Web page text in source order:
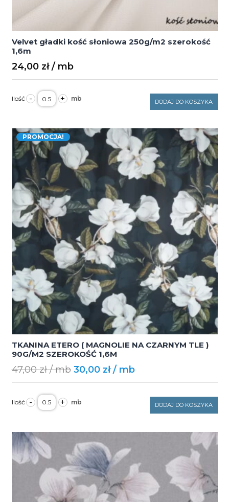
Velvet gładki kość słoniowa 250g/m2 szerokość
1,6m
24,00 zł
- ilość
Velvet
gładki
250g/m2
szerokość
1,6m
+ DODAJ DO KOSZYKA
PROMOCJA!
TKANINA ETERO ( MAGNOLIE NA CZARNYM TLE )
90G/M2 SZEROKOŚĆ 1,6M
47,00zł
Original
price
47,00 zł.
30,00 zł
Current
price
30,00 zł.
- ilość
TKANINA
ETERO
NA
CZARNYM
TLE
)
90G/M2
SZEROKOŚĆ
1,6M
+ DODAJ DO KOSZYKA